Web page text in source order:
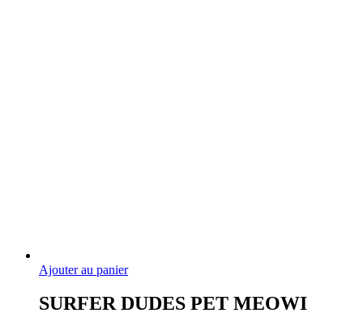
Ajouter au panier
SURFER DUDES PET MEOWI